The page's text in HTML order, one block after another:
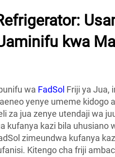
kwa
wa FadSol Friji ya Jua,
yenye umeme kidogo
za jua zenye utendaji wa
kufanya kazi bila uhusiano
zimeundwa kufanya
Kitengo cha friji